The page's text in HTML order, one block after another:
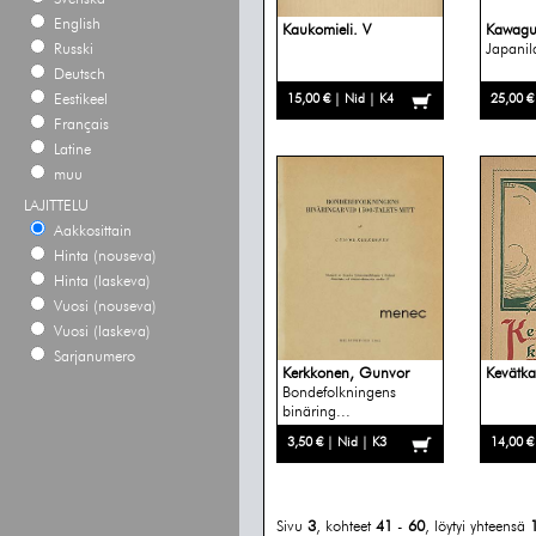
English
Russki
Deutsch
Eestikeel
Français
Latine
muu
LAJITTELU
Aakkosittain
Hinta (nouseva)
Hinta (laskeva)
Vuosi (nouseva)
Vuosi (laskeva)
Sarjanumero
Kaukomieli. V
15,00 € | Nid | K4 25,00
Kerkkonen, Gunvor
Bondefolkningens
binäring...
3,50 € | Nid | K3 14,00
Sivu 3, kohteet 41 - 60, löytyi yhteensä